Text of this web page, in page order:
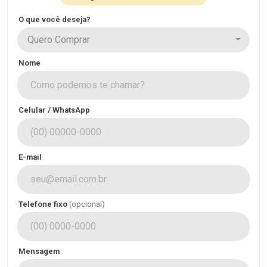
O que você deseja?
Quero Comprar
Nome
Celular / WhatsApp
E-mail
Telefone fixo (opcional)
Mensagem